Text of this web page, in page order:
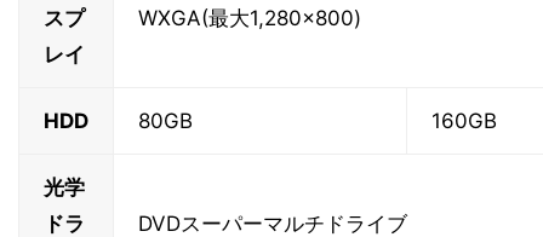
スプ
レイ
WXGA(最大1,280×800)
HDD 80GB 160GB
光学
ドラ
DVDスーパーマルチドライブ